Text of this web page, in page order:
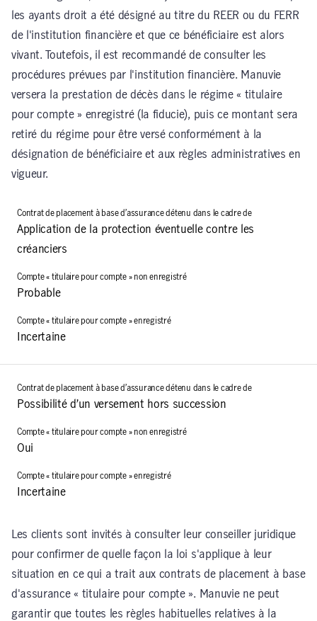
les ayants droit a été désigné au titre du REER ou du FERR
de l'institution financière et que ce bénéficiaire est alors
vivant. Toutefois, il est recommandé de consulter les
procédures prévues par l'institution financière. Manuvie
versera la prestation de décès dans le régime « titulaire
pour compte » enregistré (la fiducie), puis ce montant sera
retiré du régime pour être versé conformément à la
désignation de bénéficiaire et aux règles administratives en
vigueur.
Application de la protection éventuelle contre les
créanciers
Probable
Incertaine
Possibilité d’un versement hors succession
Oui
Incertaine
Les clients sont invités à consulter leur conseiller juridique
pour confirmer de quelle façon la loi s'applique à leur
situation en ce qui a trait aux contrats de placement à base
d'assurance « titulaire pour compte ». Manuvie ne peut
garantir que toutes les règles habituelles relatives à la